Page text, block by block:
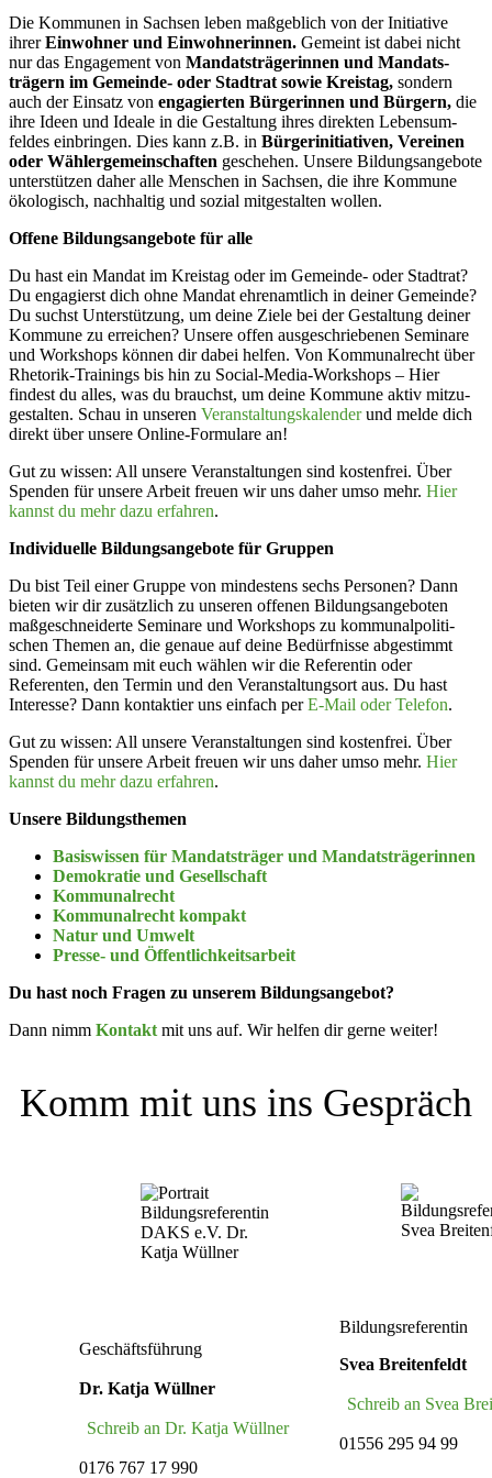
Die Kommunen in Sachsen leben maßgeblich von der Initiative
ihrerEinwohner und Einwoh­ne­rinnen. Gemeint ist dabei nicht
nur das Engagement von Mandats­trä­ge­rinnen und Mandats­
trägern im Gemeinde- oder Stadtrat sowie Kreistag, sondern
auch der Einsatz von engagierten Bürge­rinnen und Bürgern, die
ihre Ideen und Ideale in die Gestaltung ihres direkten Lebens­um­
feldes einbringen. Dies kann z.B. in Bürger­initia­tiven, Vereinen
oder Wähler­ge­mein­schaften geschehen. Unsere Bildungs­an­gebote
unter­stützen daher alle Menschen in Sachsen, die ihre Kommune
ökolo­gisch, nachhaltig und sozial mitge­stalten wollen.
Offene Bildungs­an­gebote für alle
Du hast ein Mandat im Kreistag oder im Gemeinde- oder Stadtrat?
Du engagierst dich ohne Mandat ehren­amtlich in deiner Gemeinde?
Du suchst Unter­stützung, um deine Ziele bei der Gestaltung deiner
Kommune zu erreichen? Unsere offen ausge­schrie­benen Seminare
und Workshops können dir dabei helfen. Von Kommu­nal­recht über
Rhetorik-Trainings bis hin zu Social-Media-Workshops – Hier
findest du alles, was du brauchst, um deine Kommune aktiv mitzu­
ge­stalten. Schau in unseren Veran­stal­tungs­ka­lenderund melde dich
direkt über unsere Online-Formulare an!
Gut zu wissen: All unsere Veran­stal­tungen sind kostenfrei. Über
Spenden für unsere Arbeit freuen wir uns daher umso mehr. Hier
kannst du mehr dazu erfahren.
Indivi­duelle Bildungs­an­gebote für Gruppen
Du bist Teil einer Gruppe von minde­stens sechs Personen? Dann
bieten wir dir zusätzlich zu unseren offenen Bildungs­an­ge­boten
maßge­schnei­derte Seminare und Workshops zu kommu­nal­po­li­ti­
schen Themen an, die genaue auf deine Bedürf­nisse abgestimmt
sind. Gemeinsam mit euch wählen wir die Referentin oder
Referenten, den Termin und den Veran­stal­tungsort aus. Du hast
Interesse? Dann kontaktier uns einfach perE‑Mail oder Telefon.
Gut zu wissen: All unsere Veran­stal­tungen sind kostenfrei. Über
Spenden für unsere Arbeit freuen wir uns daher umso mehr. Hier
kannst du mehr dazu erfahren.
Unsere Bildungs­themen
Basis­wissen für Mandats­träger und Mandats­trä­ge­rinnen
Demokratie und Gesell­schaft
Kommu­nal­recht
Kommu­nal­recht kompakt
Natur und Umwelt
Presse- und Öffent­lich­keits­arbeit
Du hast noch Fragen zu unserem Bildungs­an­gebot?
Dann nimm Kontakt mit uns auf. Wir helfen dir gerne weiter!
Komm mit uns ins Gespräch
Geschäftsführung
Dr. Katja Wüllner
Schreib an Dr. Katja Wüllner
0176 767 17 990
Bildungsreferentin
Svea Breitenfeldt
Schreib an Svea
01556 295 94 99